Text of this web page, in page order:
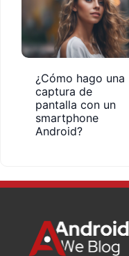
¿Cómo hago una
captura de
pantalla con un
smartphone
Android?